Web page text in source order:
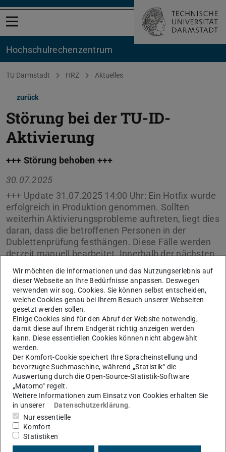
Menü öffnen
Hochschul­rechenzentrum
Sie befinden sich hier:
TU Darmstadt HRZ Aktuelles
zurück
Störung bei der TU-ID-
Aktivierung
+++ Störung behoben +++
30.07.2025
+++ Update 31.07.2025 14:00 Uhr: Ein Hotfix wurde
erfolgreich in Produktion genommen. Sollten
weiterhin Aktivierungsprobleme auftreten, liegt dies
daran, dass die betroffenen Personen in der
Dublettenprüfung festhängen. Diese Fälle werden
derzeit manuell bearbeitet. Innerhalb der nächsten
ihrer TU-ID möglich sein. +++
Ursprüngliche Meldung von 30.07.2025: Aktuell kommt es
nach der IDM-Umstellung zu Problemen bei der
Aktivierung von TU-IDs. Wir arbeiten mit Hochdruck an
einer Lösung und planen, diese im Laufe des morgigen
Tages bereitzustellen.
KONTAKT
Wir möchten die Informationen und das Nutzungserlebnis auf
dieser Webseite an Ihre Bedürfnisse anpassen. Deswegen
verwenden wir sog. Cookies. Sie können selbst entscheiden,
welche Cookies genau bei Ihrem Besuch unserer Webseiten
gesetzt werden sollen.
Einige Cookies sind für den Abruf der Website notwendig,
damit diese auf Ihrem Endgerät richtig anzeigen werden
kann. Diese essentiellen Cookies können nicht abgewählt
werden.
Der Komfort-Cookie speichert Ihre Spracheinstellung und
bevorzugte Suchmaschine, während „Statistik“ die
Auswertung durch die Open-Source-Statistik-Software
„Matomo“ regelt.
Weitere Informationen zum Einsatz von Cookies erhalten Sie
in unserer
Datenschutzerklärung.
Nur essentielle
Komfort
Statistiken